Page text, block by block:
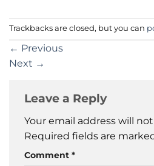
Trackbacks are closed, but you can
← Previous
Next →
Leave a Reply
Your email address will
Required fields are
Comment *